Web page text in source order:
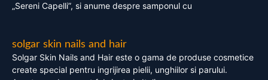
„Sereni Capelli”, si anume despre samponul cu
solgar skin nails and hair
Solgar Skin Nails and Hair este o gama de produse cosmetice
create special pentru ingrijirea pielii, unghiilor si parului.